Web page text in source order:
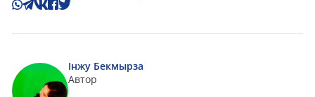
Інжу Бекмырза
Автор